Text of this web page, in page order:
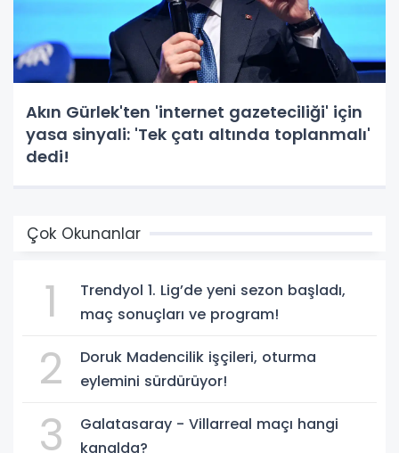
Akın Gürlek'ten 'internet gazeteciliği' için
yasa sinyali: 'Tek çatı altında toplanmalı'
dedi!
Çok Okunanlar
1
Trendyol 1. Lig’de yeni sezon başladı,
maç sonuçları ve program!
2
Doruk Madencilik işçileri, oturma
eylemini sürdürüyor!
3
Galatasaray - Villarreal maçı hangi
kanalda?